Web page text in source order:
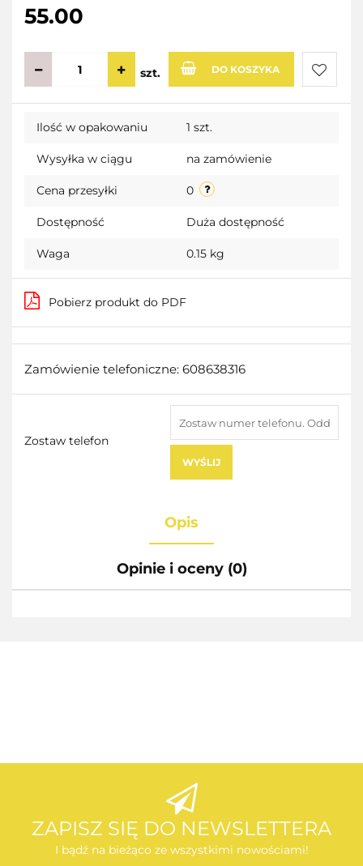
55.00
szt. DO KOSZYKA
Do
Ilość w opakowaniu 1 szt.
Wysyłka w ciągu na zamówienie
Cena przesyłki 0
Dostępność Duża dostępność
Waga 0.15 kg
Pobierz produkt do PDF
Zamówienie telefoniczne: 608638316
Zostaw telefon
WYŚLIJ
Opis
Opinie i oceny (0)
AEG
ZAPISZ SIĘ DO NEWSLETTERA
I bądź na bieżąco ze wszystkimi nowościami!